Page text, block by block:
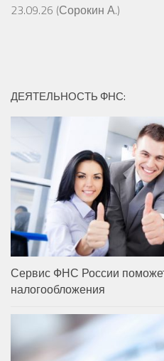
23.09.26 (Сорокин А.)
ДЕЯТЕЛЬНОСТЬ ФНС:
Сервис ФНС России
налогообложения